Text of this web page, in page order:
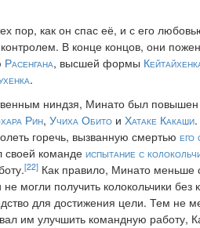
пор, как он спас её, и с его
В конце концов, они
Расенгана, высшей формы
.
ниндзя, Минато был
Рин, Учиха Обитои Хатаке Какаши.
горечь, вызванную смертью его
командеиспытание с
[22]Как правило, Минато меньше
могли получить колокольчики
для достижения цели. Тем не
им улучшить командную